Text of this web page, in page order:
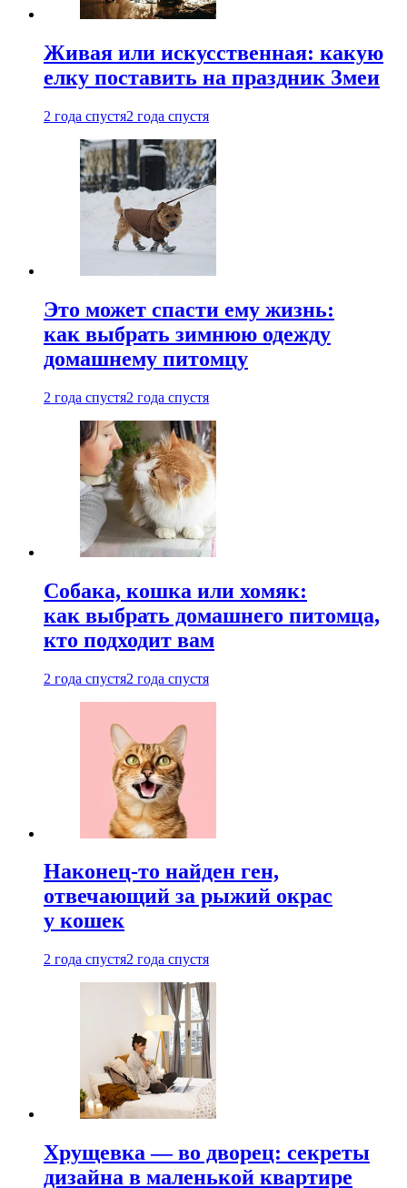
Живая или искусственная: какую
елку поставить на праздник Змеи
2 года спустя2 года спустя
Это может спасти ему жизнь:
как выбрать зимнюю одежду
домашнему питомцу
2 года спустя2 года спустя
Собака, кошка или хомяк:
как выбрать домашнего питомца,
кто подходит вам
2 года спустя2 года спустя
Наконец-то найден ген,
отвечающий за рыжий окрас
у кошек
2 года спустя2 года спустя
Хрущевка — во дворец: секреты
дизайна в маленькой квартире